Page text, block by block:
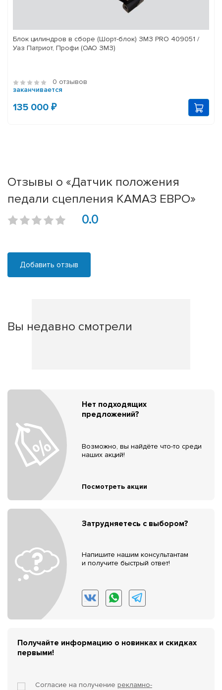
Блок цилиндров в сборе (Шорт-блок) ЗМЗ PRO 409051 /
Уаз Патриот, Профи (ОАО ЗМЗ)
0 отзывов
заканчивается
135 000 ₽
Отзывы о «Датчик положения
педали сцепления КАМАЗ ЕВРО»
0.0
Добавить отзыв
Вы недавно смотрели
Нет подходящих
предложений?
Возможно, вы найдёте что-то среди
наших акций!
Посмотреть акции
Затрудняетесь с выбором?
Напишите нашим консультантам
и получите быстрый ответ!
Получайте информацию о новинках и скидках
первыми!
Согласие на получение рекламно-